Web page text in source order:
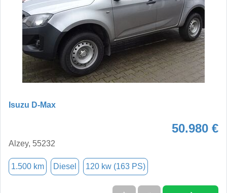
Isuzu D-Max
50.980 €
Alzey, 55232
1.500 km Diesel 120 kw (163 PS)